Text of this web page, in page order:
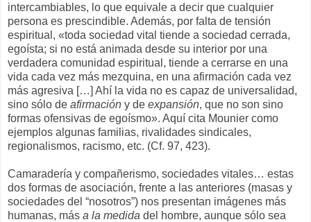
intercambiables, lo que equivale a decir que cualquier
persona es prescindible. Además, por falta de tensión
espiritual, «toda sociedad vital tiende a sociedad cerrada,
egoísta; si no está animada desde su interior por una
verdadera comunidad espiritual, tiende a cerrarse en una
vida cada vez más mezquina, en una afirmación cada vez
más agresiva […] Ahí la vida no es capaz de universalidad,
sino sólo de afirmación y de expansión, que no son sino
formas ofensivas de egoísmo». Aquí cita Mounier como
ejemplos algunas familias, rivalidades sindicales,
regionalismos, racismo, etc. (Cf. 97, 423).
Camaradería y compañerismo, sociedades vitales… estas
dos formas de asociación, frente a las anteriores (masas y
sociedades del “nosotros”) nos presentan imágenes más
humanas, más a la medida del hombre, aunque sólo sea